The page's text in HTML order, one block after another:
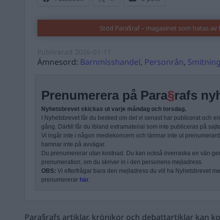
Stöd Para§raf – magasinet som hatas
Ämnesord: Barnmisshandel, Personrån, Smitning
Prenumerera på Para§rafs
Nyhetsbrevet skickas ut varje måndag och torsdag.
I Nyhetsbrevet får du besked om det vi senast har publicerat och
gång. Därtill får du ibland extramaterial som inte publiceras på
Vi ingår inte i någon mediekoncern och lämnar inte ut
hamnar inte på avvägar.
Du prenumererar utan kostnad. Du kan också överraska en vän
prenumeration, om du skriver in i den personens mejladress.
OBS: Vi efterfrågar bara den mejladress du vill ha Nyhetsbrevet
prenumererar här.
Para§rafs artiklar, krönikor och debattartiklar kan